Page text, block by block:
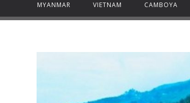
MYANMAR VIETNAM CAMBOYA